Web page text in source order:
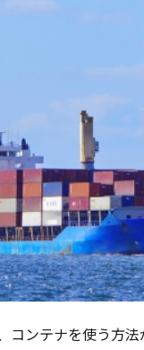
コンテナを使う方